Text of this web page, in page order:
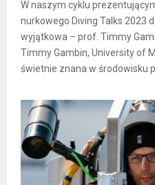
W naszym cyklu
nurkowego Diving Talks 2023
wyjątkowa – prof. Timmy
Timmy Gambin, University of
świetnie znana w środowisku